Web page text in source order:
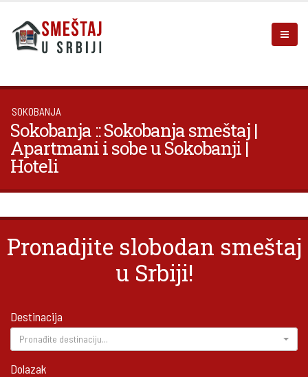
SOKOBANJA
Sokobanja :: Sokobanja smeštaj |
Apartmani i sobe u Sokobanji |
Hoteli
Pronadjite slobodan smeštaj
u Srbiji!
Destinacija
Pronađite destinaciju...
Dolazak